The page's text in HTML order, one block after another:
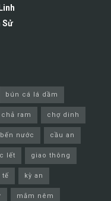
Sử
bún cá lá dầm
chả ram chợ dinh
nước cầu an
lết giao thông
tế kỳ an
mắm nêm